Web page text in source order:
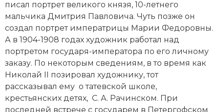
писал портрет великого князя, 10-летнего
мальчика Дмитрия Павловича. Чуть позже он
создал портрет императрицы Марии Федоровны.
А в 1904-1908 годах художник работал над
портретом государя-императора по его личному
заказу. По некоторым сведениям, в то время как
Николай II позировал художнику, тот
рассказывал ему о татевской школе,
крестьянских детях, С. А. Рачинском. При
последней встрече с государем в Петергофском